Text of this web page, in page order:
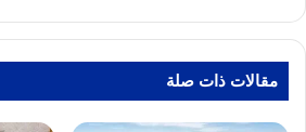
مقالات ذات صلة